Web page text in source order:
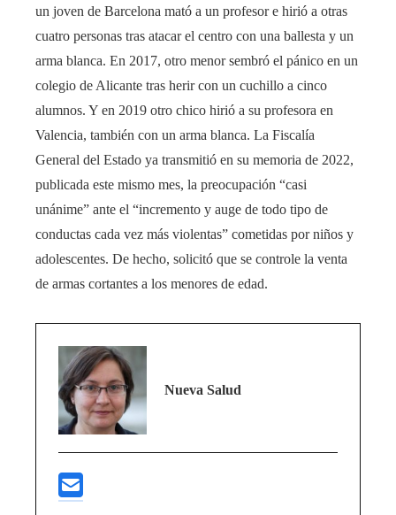
un joven de Barcelona mató a un profesor e hirió a otras
cuatro personas tras atacar el centro con una ballesta y un
arma blanca. En 2017, otro menor sembró el pánico en un
colegio de Alicante tras herir con un cuchillo a cinco
alumnos. Y en 2019 otro chico hirió a su profesora en
Valencia, también con un arma blanca. La Fiscalía
General del Estado ya transmitió en su memoria de 2022,
publicada este mismo mes, la preocupación “casi
unánime” ante el “incremento y auge de todo tipo de
conductas cada vez más violentas” cometidas por niños y
adolescentes. De hecho, solicitó que se controle la venta
de armas cortantes a los menores de edad.
Nueva Salud